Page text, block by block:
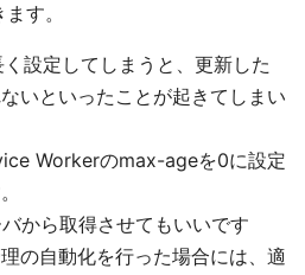
す。
設定してしまうと、更新した
いといったことが起きてしまい
Workerのmax-ageを0に設定
から取得させてもいいです
の自動化を行った場合には、適